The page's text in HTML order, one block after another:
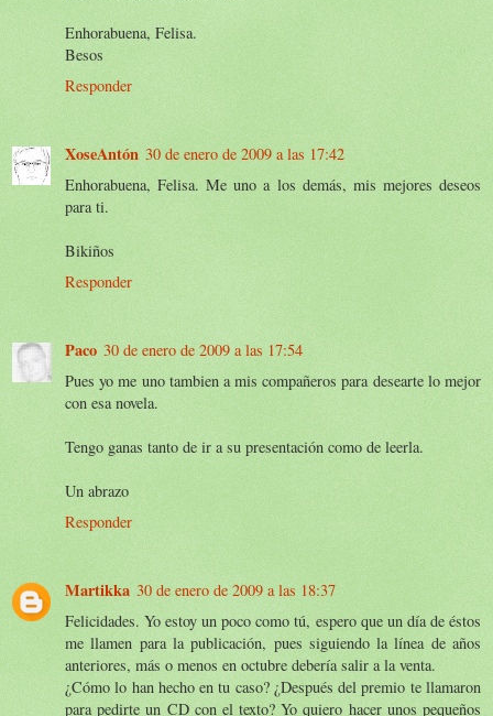
Enhorabuena, Felisa.
Besos
Responder
XoseAntón 30 de enero de 2009 a las 17:42
Enhorabuena, Felisa. Me uno a los demás, mis mejores deseos
para ti.
Bikiños
Responder
Paco 30 de enero de 2009 a las 17:54
Pues yo me uno tambien a mis compañeros para desearte lo mejor
con esa novela.
Tengo ganas tanto de ir a su presentación como de leerla.
Un abrazo
Responder
Martikka 30 de enero de 2009 a las 18:37
Felicidades. Yo estoy un poco como tú, espero que un día de éstos
me llamen para la publicación, pues siguiendo la línea de años
anteriores, más o menos en octubre debería salir a la venta.
¿Cómo lo han hecho en tu caso? ¿Después del premio te llamaron
para pedirte un CD con el texto? Yo quiero hacer unos pequeños